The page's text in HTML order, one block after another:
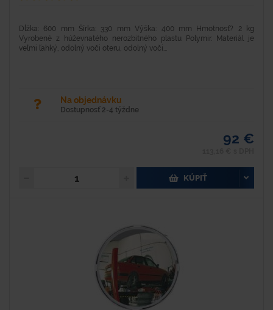
Dĺžka: 600 mm Šírka: 330 mm Výška: 400 mm Hmotnosť? 2 kg
Vyrobené z húževnatého nerozbitného plastu Polymir. Materiál je
veľmi ľahký, odolný voči oteru, odolný voči...
Na objednávku
Dostupnosť 2-4 týždne
92 €
KÚPIŤ